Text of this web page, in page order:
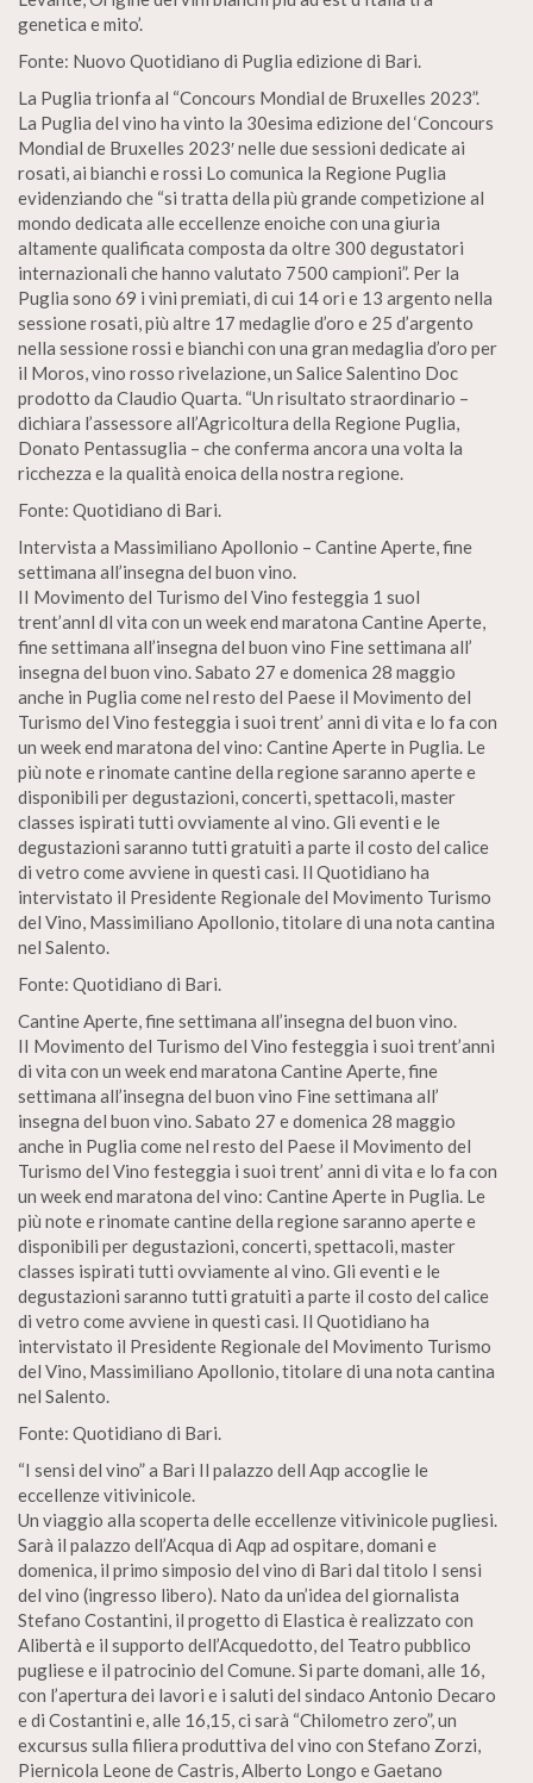
genetica e mito’.
Fonte: Nuovo Quotidiano di Puglia edizione di Bari.
La Puglia trionfa al “Concours Mondial de Bruxelles 2023”.
La Puglia del vino ha vinto la 30esima edizione del ‘Concours
Mondial de Bruxelles 2023′ nelle due sessioni dedicate ai
rosati, ai bianchi e rossi Lo comunica la Regione Puglia
evidenziando che “si tratta della più grande competizione al
mondo dedicata alle eccellenze enoiche con una giuria
altamente qualificata composta da oltre 300 degustatori
internazionali che hanno valutato 7500 campioni”. Per la
Puglia sono 69 i vini premiati, di cui 14 ori e 13 argento nella
sessione rosati, più altre 17 medaglie d’oro e 25 d’argento
nella sessione rossi e bianchi con una gran medaglia d’oro per
il Moros, vino rosso rivelazione, un Salice Salentino Doc
prodotto da Claudio Quarta. “Un risultato straordinario –
dichiara l’assessore all’Agricoltura della Regione Puglia,
Donato Pentassuglia – che conferma ancora una volta la
ricchezza e la qualità enoica della nostra regione.
Fonte: Quotidiano di Bari.
Intervista a Massimiliano Apollonio – Cantine Aperte, fine
settimana all’insegna del buon vino.
II Movimento del Turismo del Vino festeggia 1 suol
trent’annl dl vita con un week end maratona Cantine Aperte,
fine settimana all’insegna del buon vino Fine settimana all’
insegna del buon vino. Sabato 27 e domenica 28 maggio
anche in Puglia come nel resto del Paese il Movimento del
Turismo del Vino festeggia i suoi trent’ anni di vita e lo fa con
un week end maratona del vino: Cantine Aperte in Puglia. Le
più note e rinomate cantine della regione saranno aperte e
disponibili per degustazioni, concerti, spettacoli, master
classes ispirati tutti ovviamente al vino. Gli eventi e le
degustazioni saranno tutti gratuiti a parte il costo del calice
di vetro come avviene in questi casi. Il Quotidiano ha
intervistato il Presidente Regionale del Movimento Turismo
del Vino, Massimiliano Apollonio, titolare di una nota cantina
nel Salento.
Fonte: Quotidiano di Bari.
Cantine Aperte, fine settimana all’insegna del buon vino.
II Movimento del Turismo del Vino festeggia i suoi trent’anni
di vita con un week end maratona Cantine Aperte, fine
settimana all’insegna del buon vino Fine settimana all’
insegna del buon vino. Sabato 27 e domenica 28 maggio
anche in Puglia come nel resto del Paese il Movimento del
Turismo del Vino festeggia i suoi trent’ anni di vita e lo fa con
un week end maratona del vino: Cantine Aperte in Puglia. Le
più note e rinomate cantine della regione saranno aperte e
disponibili per degustazioni, concerti, spettacoli, master
classes ispirati tutti ovviamente al vino. Gli eventi e le
degustazioni saranno tutti gratuiti a parte il costo del calice
di vetro come avviene in questi casi. Il Quotidiano ha
intervistato il Presidente Regionale del Movimento Turismo
del Vino, Massimiliano Apollonio, titolare di una nota cantina
nel Salento.
Fonte: Quotidiano di Bari.
“I sensi del vino” a Bari Il palazzo dell Aqp accoglie le
eccellenze vitivinicole.
Un viaggio alla scoperta delle eccellenze vitivinicole pugliesi.
Sarà il palazzo dell’Acqua di Aqp ad ospitare, domani e
domenica, il primo simposio del vino di Bari dal titolo I sensi
del vino (ingresso libero). Nato da un’idea del giornalista
Stefano Costantini, il progetto di Elastica è realizzato con
Alibertà e il supporto dell’Acquedotto, del Teatro pubblico
pugliese e il patrocinio del Comune. Si parte domani, alle 16,
con l’apertura dei lavori e i saluti del sindaco Antonio Decaro
e di Costantini e, alle 16,15, ci sarà “Chilometro zero”, un
excursus sulla filiera produttiva del vino con Stefano Zorzi,
Piernicola Leone de Castris, Alberto Longo e Gaetano